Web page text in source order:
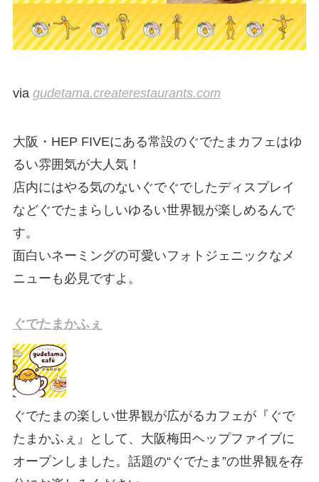
via gudetama.createrestaurants.com
大阪・HEP FIVEにある常設のぐでたまカフェはゆ
るい雰囲気が大人気！
店内にはやる気のないぐでぐでしたディスプレイ
などぐでたまらしいゆるい世界観が楽しめるんで
す。
面白いネーミングの可愛いフォトジェニックなメ
ニューも必見ですよ。
ぐでたまかふぇ
ぐでたまの楽しい世界観が広がるカフェが『ぐで
たまかふぇ』として、大阪梅田ヘップファイブに
オープンしました。話題の“ぐでたま”の世界観を存